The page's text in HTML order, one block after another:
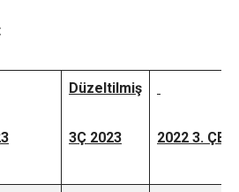
Düzeltilmiş
3Ç 2023 2022 3.